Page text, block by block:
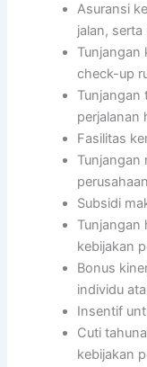
Asuransi
jalan,
Tunjangan
check-up
Tunjangan
perjalanan
Fasilitas
Tunjangan
Subsidi
Tunjangan
kebijakan
Bonus
individu
Insentif
Cuti
kebijakan